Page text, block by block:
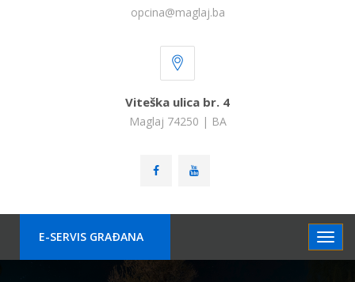
opcina@maglaj.ba
Viteška ulica br. 4
Maglaj 74250 | BA
E-SERVIS GRAÐANA